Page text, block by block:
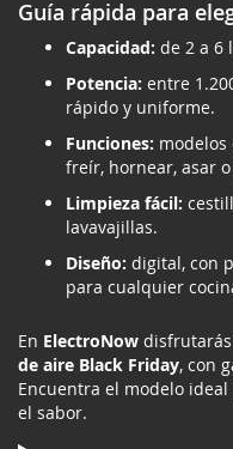
Guía rápida para
Capacidad: de 2 a 6
Potencia: entre
rápido y uniforme.
Funciones:
freír, hornear, asar
Limpieza fácil:
lavavajillas.
Diseño: digital, con
para cualquier
En ElectroNow
de aire Black Friday, con
Encuentra el modelo
el sabor.